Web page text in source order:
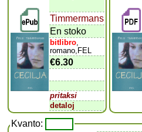
Timmermans
En stoko
bitlibro
romano,FEL
€6.30
pritaksi
detaloj
Kvanto: